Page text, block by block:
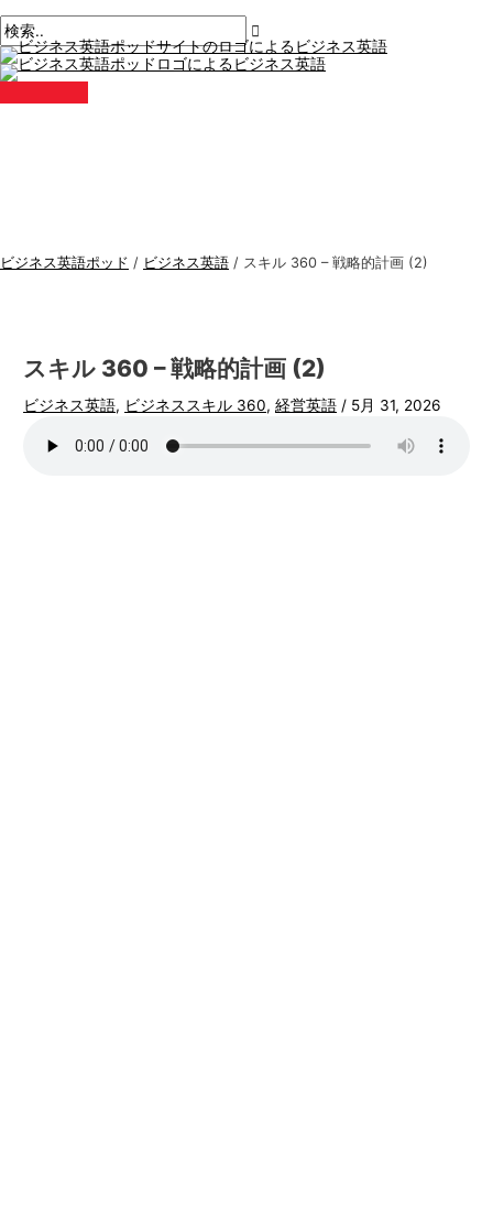
ン
テ
ン
ツ
イ
メ
ニ
ュ
ビジネス英語ポッド / ビジネス英語 / スキル 360 – 戦略的計画 (2)
スキル 360 – 戦略的計画 (2)
ビジネス英語, ビジネススキル 360,経営英語 / 5月 31, 2026
ス
ト
ナ
ビ
こ
に
入
力。.
前
*
メ
ー
ル
*
ビ
ジ
ネ
ス
検
索
す
る